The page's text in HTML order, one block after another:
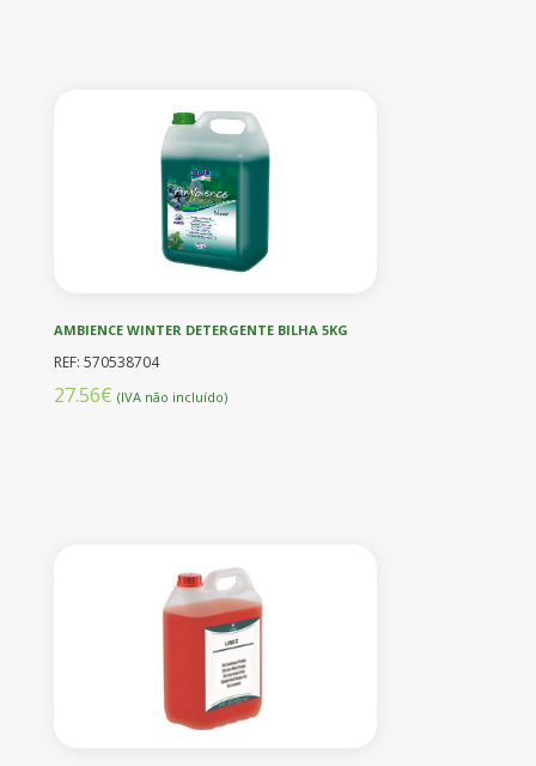
AMBIENCE WINTER DETERGENTE BILHA 5KG
REF: 570538704
27.56€ (IVA não incluído)